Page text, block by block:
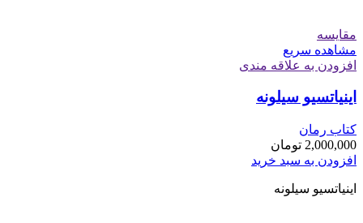
مقایسه
مشاهده سریع
افزودن به علاقه مندی
اینیاتسیو سیلونه
کتاب رمان
2,000,000 تومان
افزودن به سبد خرید
اینیاتسیو سیلونه